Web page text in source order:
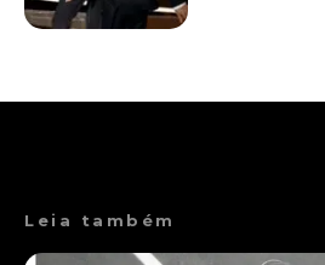
Leia também